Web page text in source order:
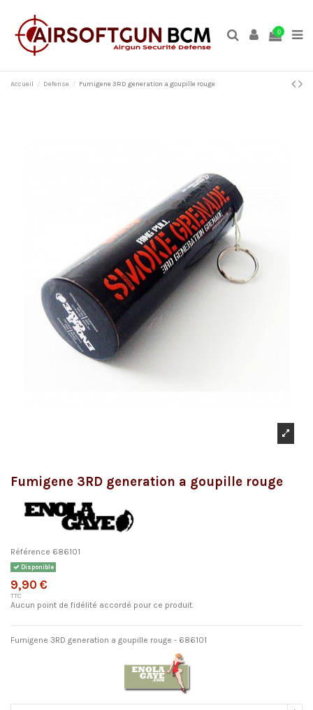
0
Accueil Defense Fumigene 3RD generation a goupille rouge
Fumigene 3RD generation a goupille rouge
Référence 686101
Disponible
9,90 €
TTC
Aucun point de fidélité accordé pour ce produit.
Fumigene 3RD generation a goupille rouge - 686101